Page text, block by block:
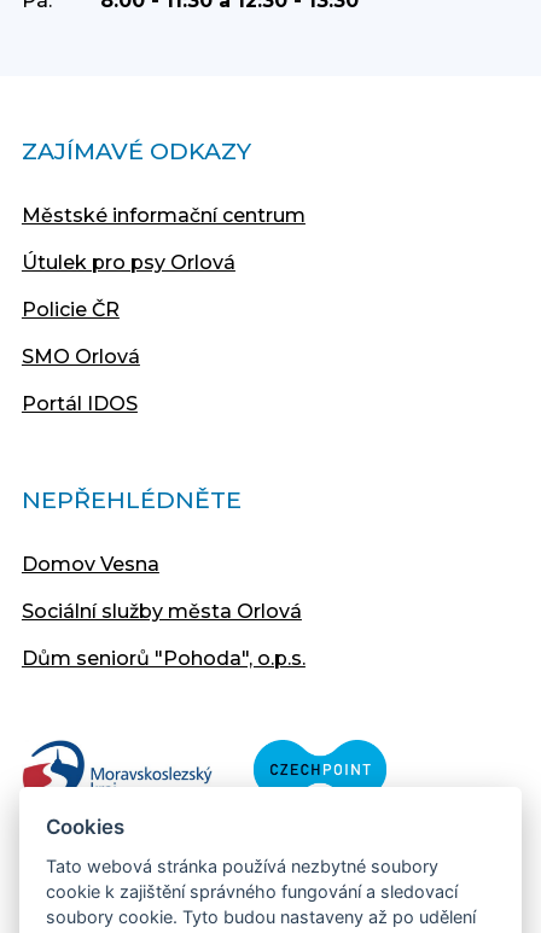
ZAJÍMAVÉ ODKAZY
Městské informační centrum
Útulek pro psy Orlová
Policie ČR
SMO Orlová
Portál IDOS
NEPŘEHLÉDNĚTE
Domov Vesna
Sociální služby města Orlová
Dům seniorů "Pohoda", o.p.s.
Cookies
Tato webová stránka používá nezbytné soubory
cookie k zajištění správného fungování a sledovací
soubory cookie. Tyto budou nastaveny až po udělení